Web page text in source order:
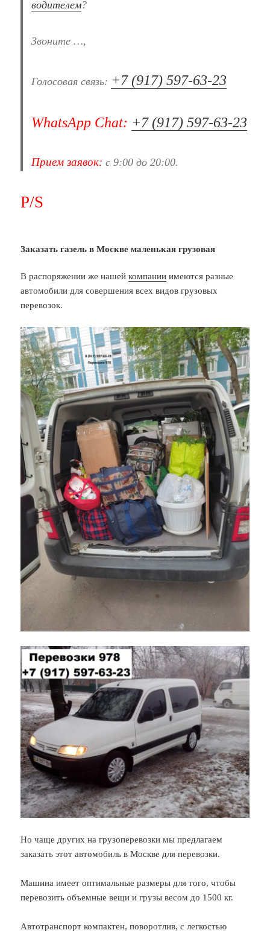
водителем?
Звоните …,
Голосовая связь: +7 (917) 597-63-23
WhatsApp Chat: +7 (917) 597-63-23
Прием заявок: с 9:00 до 20:00.
P/S
Заказать газель в Москве маленькая грузовая
В распоряжении же нашейкомпании имеются разные
автомобили для совершения всех видов грузовых
перевозок.
Но чаще других на грузоперевозки мы предлагаем
заказать этот автомобиль в Москве для перевозки.
Машина имеет оптимальные размеры для того, чтобы
перевозить объемные вещи и грузы весом до 1500 кг.
Автотранспорт компактен, поворотлив, с легкостью